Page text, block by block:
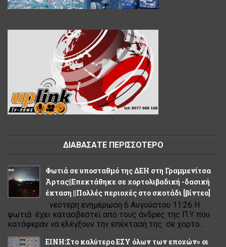
ΔΙΑΒΑΣΑΤΕ ΠΕΡΙΣΣΟΤΕΡΟ
Φωτιά σε υποσταθμό της ΔΕΗ στη Γραμμενίτσα
Άρτας||Επεκτάθηκε σε χορτολιβαδική -δασική
έκταση ||Πολλές περιοχές στο σκοτάδι [βίντεο]
νεότερη ενημέρωση 6 Αυγούστου 11:26 Η
φωτιά έχει κατασβεστεί από τους άνδρες της Π.Υ που
κατάφεραν να ελέγξουν την επέκτασή της σε χορτο...
ΕΙΝΗ:Στο καλύτερο ΕΣΥ όλων των εποχών» οι